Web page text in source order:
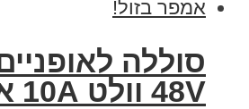
סוללה
48V וולט 10A אמפר בזול!